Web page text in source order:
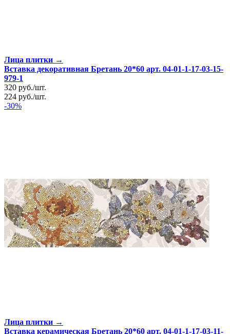
Лица плитки →
Вставка декоративная Бретань 20*60 арт. 04-01-1-17-03-15-
979-1
320 руб./шт.
224 руб./шт.
-30%
Лица плитки →
Вставка керамическая Бретань 20*60 арт. 04-01-1-17-03-11-